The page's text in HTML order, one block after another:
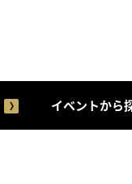
イベントから